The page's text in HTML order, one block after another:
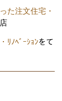
た注文住宅・
ﾘﾉﾍﾞｰｼｮﾝをて